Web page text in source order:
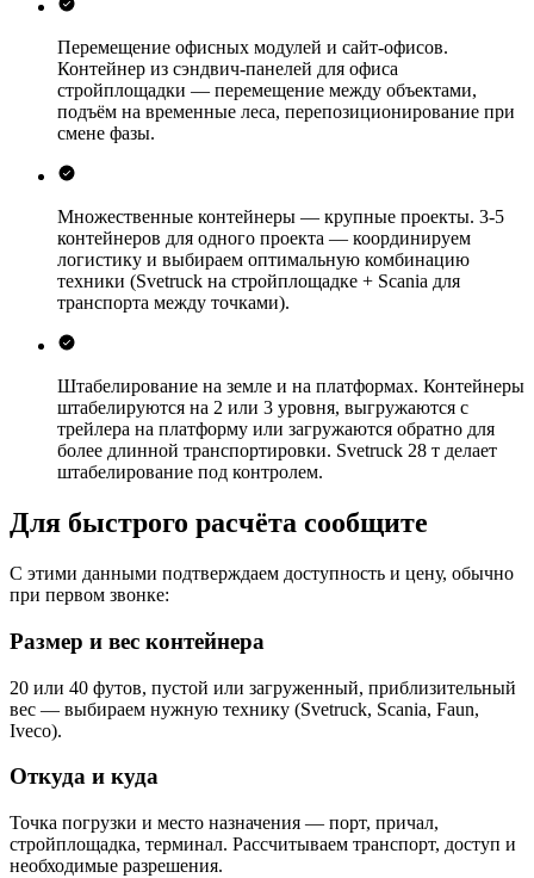
Перемещение офисных модулей и сайт-офисов.
Контейнер из сэндвич-панелей для офиса
стройплощадки — перемещение между объектами,
подъём на временные леса, перепозиционирование при
смене фазы.
Множественные контейнеры — крупные проекты. 3-5
контейнеров для одного проекта — координируем
логистику и выбираем оптимальную комбинацию
техники (Svetruck на стройплощадке + Scania для
транспорта между точками).
Штабелирование на земле и на платформах. Контейнеры
штабелируются на 2 или 3 уровня, выгружаются с
трейлера на платформу или загружаются обратно для
более длинной транспортировки. Svetruck 28 т делает
штабелирование под контролем.
Для быстрого расчёта сообщите
С этими данными подтверждаем доступность и цену, обычно
при первом звонке:
Размер и вес контейнера
20 или 40 футов, пустой или загруженный, приблизительный
вес — выбираем нужную технику (Svetruck, Scania, Faun,
Iveco).
Откуда и куда
Точка погрузки и место назначения — порт, причал,
стройплощадка, терминал. Рассчитываем транспорт, доступ и
необходимые разрешения.